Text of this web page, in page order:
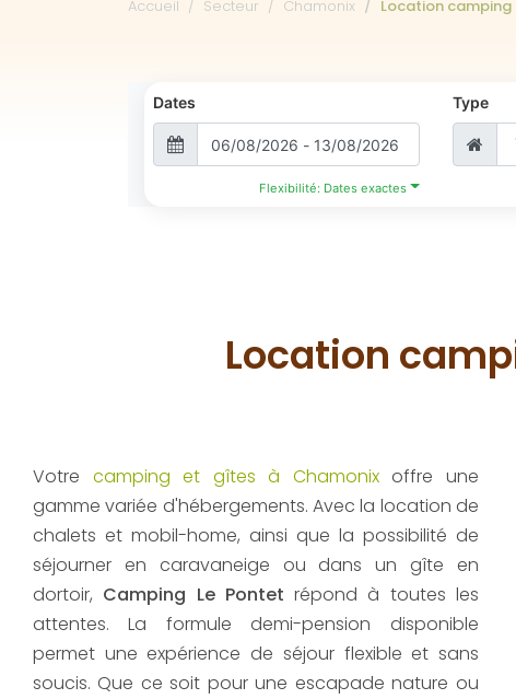
Accueil Secteur Chamonix Location
Dates
Flexibilité: Dates exactes
Type
Location
Votre camping et gîtes à Chamonixoffre une
gamme variée d'hébergements. Avec la location de
chalets et mobil-home, ainsi que la possibilité de
séjourner en caravaneige ou dans un gîte en
dortoir, Camping Le Pontet répond à toutes les
attentes. La formule demi-pension disponible
permet une expérience de séjour flexible et sans
soucis. Que ce soit pour une escapade nature ou